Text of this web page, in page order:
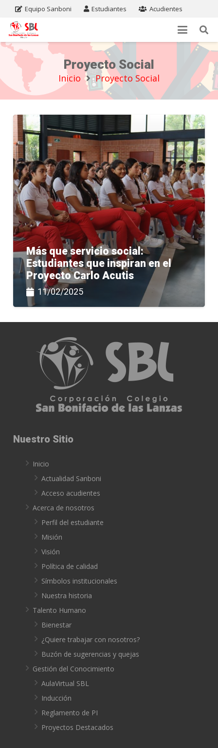
Equipo Sanboni Estudiantes Acudientes
Proyecto Social
Inicio Proyecto Social
Más que servicio social:
Estudiantes que inspiran en el
Proyecto Carlo Acutis
11/02/2025
Nuestro Sitio
Inicio
Actualidad Sanboni
Acceso acudientes
Acerca de nosotros
Perfil del estudiante
Misión
Visión
Política de calidad
Símbolos institucionales
Nuestra historia
Talento Humano
Bienestar
¿Quiere trabajar con nosotros?
Buzón de sugerencias y quejas
Gestión del Conocimiento
AulaVirtual SBL
Inducción
Reglamento de PI
Proyectos Destacados